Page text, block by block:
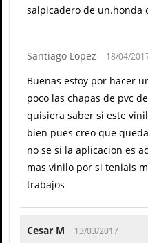
salpicadero de un.honda
Santiago Lopez 18/04/
Buenas estoy por hacer
poco las chapas de pvc
quisiera saber si este
bien pues creo que
no se si la aplicacion es
mas vinilo por si teniais
trabajos
Cesar M 13/03/2017